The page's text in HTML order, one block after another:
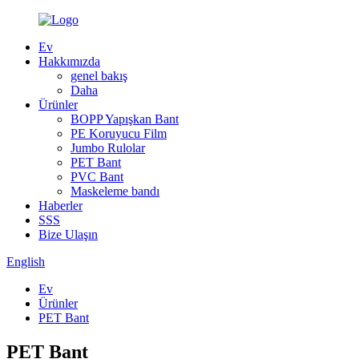
Ev
Hakkımızda
genel bakış
Daha
Ürünler
BOPP Yapışkan Bant
PE Koruyucu Film
Jumbo Rulolar
PET Bant
PVC Bant
Maskeleme bandı
Haberler
SSS
Bize Ulaşın
English
Ev
Ürünler
PET Bant
PET Bant